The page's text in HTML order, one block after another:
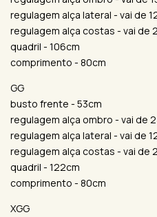
regulagem alça lateral - vai de
regulagem alça costas - vai de
quadril - 106cm
comprimento - 80cm
GG
busto frente - 53cm
regulagem alça ombro - vai de
regulagem alça lateral - vai de
regulagem alça costas - vai de
quadril - 122cm
comprimento - 80cm
XGG